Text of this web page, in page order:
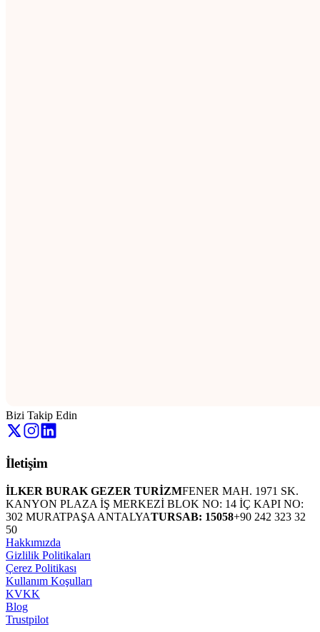
Bizi Takip Edin
İletişim
İLKER BURAK GEZER TURİZMFENER MAH. 1971 SK.
KANYON PLAZA İŞ MERKEZİ BLOK NO: 14 İÇ KAPI NO:
302 MURATPAŞA ANTALYATURSAB: 15058+90 242 323 32
50
Hakkımızda
Gizlilik Politikaları
Çerez Politikası
Kullanım Koşulları
KVKK
Blog
Trustpilot